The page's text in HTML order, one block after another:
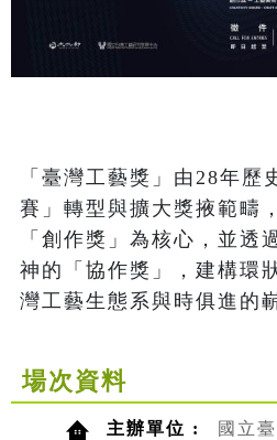
「臺灣工藝獎」由28年歷
賽」轉型與擴大獎掖範疇
「創作獎」為核心，並透
神的「協作獎」，建構環
灣工藝生態系與時俱進的
場次資料
主辦單位 : 國立